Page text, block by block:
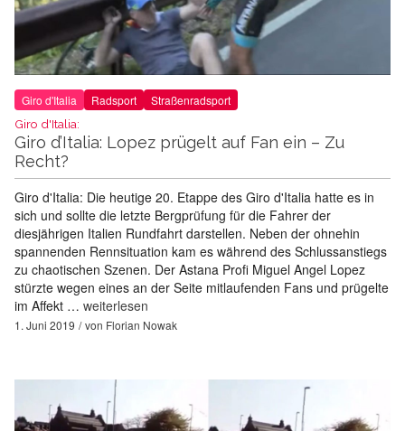
Giro d'Italia Radsport Straßenradsport
Giro d'Italia:
Giro d’Italia: Lopez prügelt auf Fan ein – Zu
Recht?
Giro d'Italia: Die heutige 20. Etappe des Giro d'Italia hatte es in
sich und sollte die letzte Bergprüfung für die Fahrer der
diesjährigen Italien Rundfahrt darstellen. Neben der ohnehin
spannenden Rennsituation kam es während des Schlussanstiegs
zu chaotischen Szenen. Der Astana Profi Miguel Angel Lopez
stürzte wegen eines an der Seite mitlaufenden Fans und prügelte
im Affekt … weiterlesen
1. Juni 2019 von Florian Nowak